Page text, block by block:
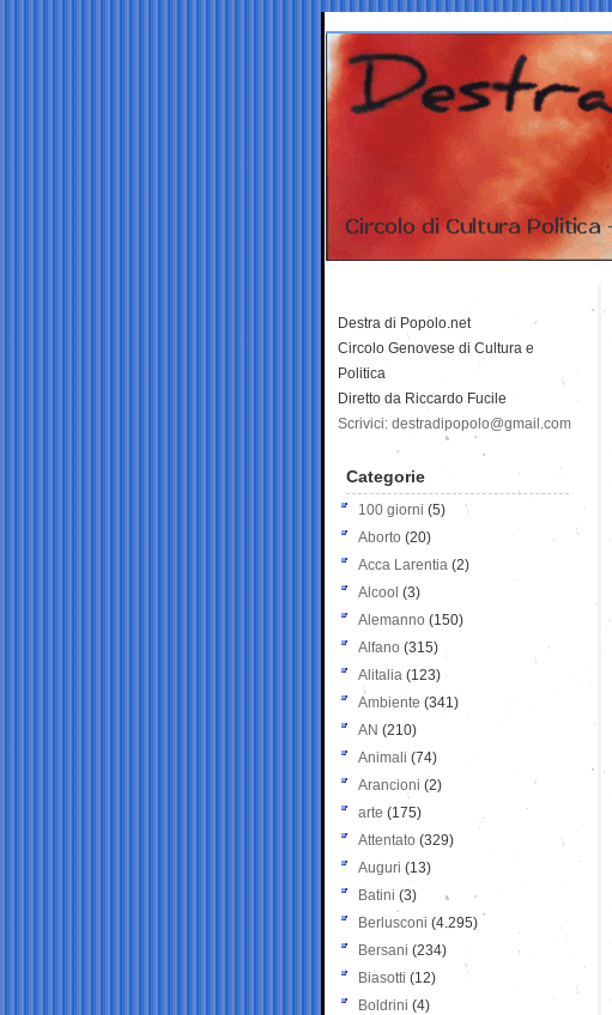
Destra di Popolo.net
Circolo Genovese di Cultura e
Politica
Diretto da Riccardo Fucile
Scrivici: destradipopolo@gmail.com
Categorie
100 giorni (5)
Aborto (20)
Acca Larentia (2)
Alcool (3)
Alemanno (150)
Alfano (315)
Alitalia (123)
Ambiente (341)
AN (210)
Animali (74)
Arancioni (2)
arte (175)
Attentato (329)
Auguri (13)
Batini (3)
Berlusconi (4.295)
Bersani (234)
Biasotti (12)
Boldrini (4)